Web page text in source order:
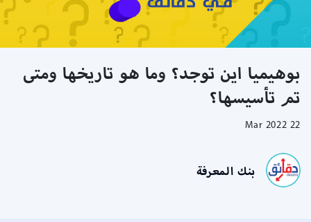
بوهيميا اين توجد؟ وما هو تاريخها ومتى
تم تأسيسها؟
22 Mar 2022
بنك المعرفة